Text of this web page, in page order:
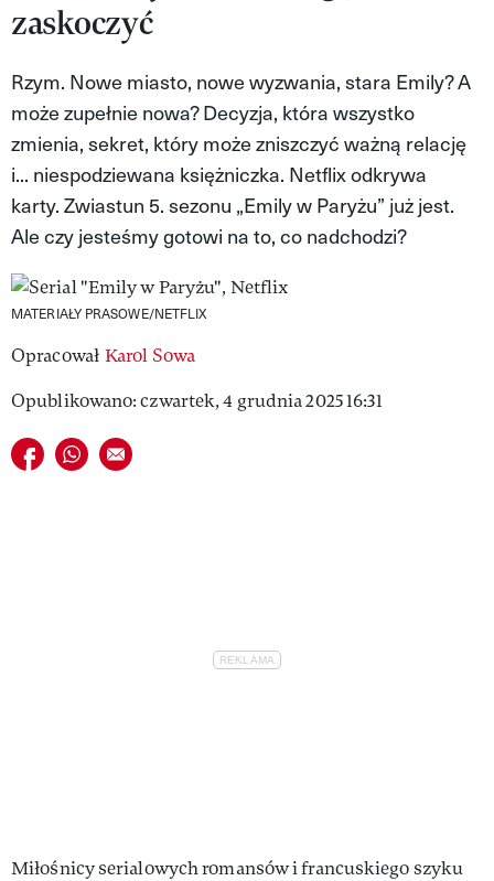
MAGAZYN VIVA!
zaskoczyć
Rzym. Nowe miasto, nowe wyzwania, stara Emily? A
może zupełnie nowa? Decyzja, która wszystko
zmienia, sekret, który może zniszczyć ważną relację
i... niespodziewana księżniczka. Netflix odkrywa
karty. Zwiastun 5. sezonu „Emily w Paryżu” już jest.
Ale czy jesteśmy gotowi na to, co nadchodzi?
MATERIAŁY PRASOWE/NETFLIX
Opracował Karol Sowa
Opublikowano: czwartek, 4 grudnia 2025 16:31
Udostępnij na facebook
Udostępnij na whatsapp
E-mail do przyjaciela
Miłośnicy serialowych romansów i francuskiego szyku